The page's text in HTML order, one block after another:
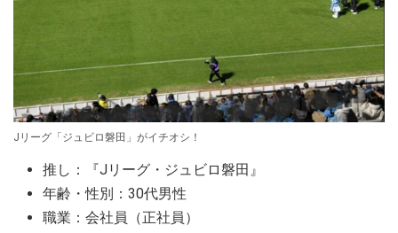
Jリーグ「ジュビロ磐田」がイチオシ！
推し：『Jリーグ・ジュビロ磐田』
年齢・性別：30代男性
職業：会社員（正社員）